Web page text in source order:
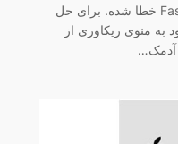
نیمه‌کاره یا حالت Fastboot/Recovery خطا شده. برای حل
منوی ریکاوری از